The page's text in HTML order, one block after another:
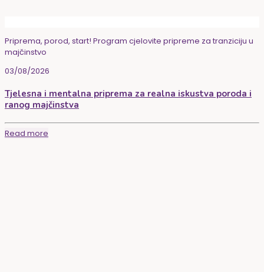
Priprema, porod, start! Program cjelovite pripreme za tranziciju u
majčinstvo
03/08/2026
Tjelesna i mentalna priprema za realna iskustva poroda i
ranog majčinstva
Read more